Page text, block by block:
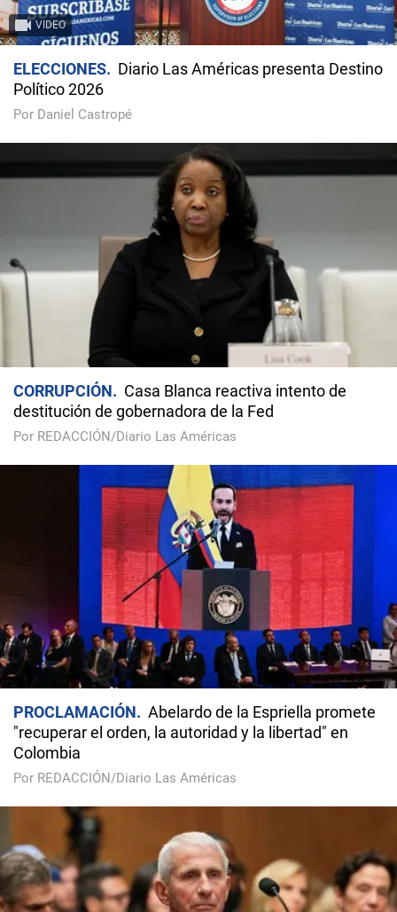
VIDEO
ELECCIONES
Diario Las Américas presenta Destino
Político 2026
Por Daniel Castropé
CORRUPCIÓN
Casa Blanca reactiva intento de
destitución de gobernadora de la Fed
Por REDACCIÓN/Diario Las Américas
PROCLAMACIÓN
Abelardo de la Espriella promete
"recuperar el orden, la autoridad y la libertad" en
Colombia
Por REDACCIÓN/Diario Las Américas